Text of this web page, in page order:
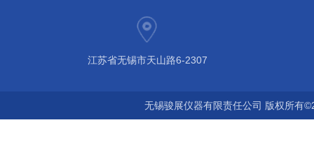
江苏省无锡市天山路6-2307
无锡骏展仪器有限责任公司 版权所有